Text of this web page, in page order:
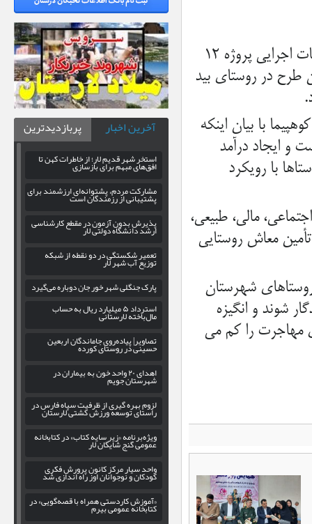
مدیر بنیاد مسکن شهرستان اوز همچنین از آغاز شروع بکار و عملیات اجرایی پروژه ۱۲
طرح در روستای بید
با بیان اینکه
و ایجاد درآمد
با رویکرد
مالی، طبیعی،
معاش روستایی
شهرستان
شوند و انگیزه
مهاجرت را کم می
آخرین اخبار پربازدیدترین
استخر شهر قدیم لار؛ از خاطرات کهن تا
افق‌های مبهم برای بازسازی
مشارکت مردم، پشتوانه‌ای ارزشمند برای
پشتیبانی از رزمندگان است
پذیرش بدون آزمون در مقطع کارشناسی
ارشد دانشگاه دولتی لار
تعمیر شکستگی در دو نقطه از شبکه
توزیع آب شهر لار
پارک جنگلی شهر خور جان دوباره می‌گیرد
استرداد ۵ میلیارد ریال به حسابمال‌باخته لارستانی
تصاویر| پیاده‌روی جاماندگان اربعین
حسینی در روستای کورده
اهدای ۲۰ واحد خون به بیماران درشهرستان جویم
لزوم بهره‌ گیری از ظرفیت سپاه فارس در
راستای توسعه ورزش کشتی لارستان
ویژه‌برنامه «زیر سایه کتاب» در کتابخانه
عمومی گنج شایگان لار
واحد سیار مرکز کانون پرورش فکری
کودکان و نوجوانان اوز راه اندازی شد
«آموزش کاردستی همراه با قصه‌گویی» در
کتابخانه عمومی بیرم